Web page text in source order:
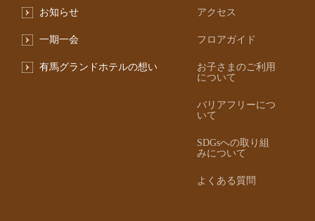
お知らせ
一期一会
有馬グランドホテルの想い
アクセス
フロアガイド
お子さまのご利用
について
バリアフリーにつ
いて
SDGsへの取り組
みについて
よくある質問